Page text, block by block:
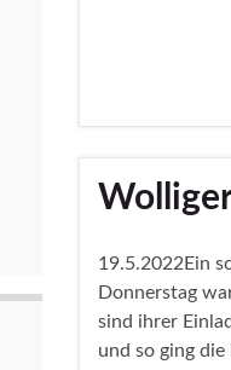
19.5.2022Ein
Donnerstag
sind ihrer
und so ging